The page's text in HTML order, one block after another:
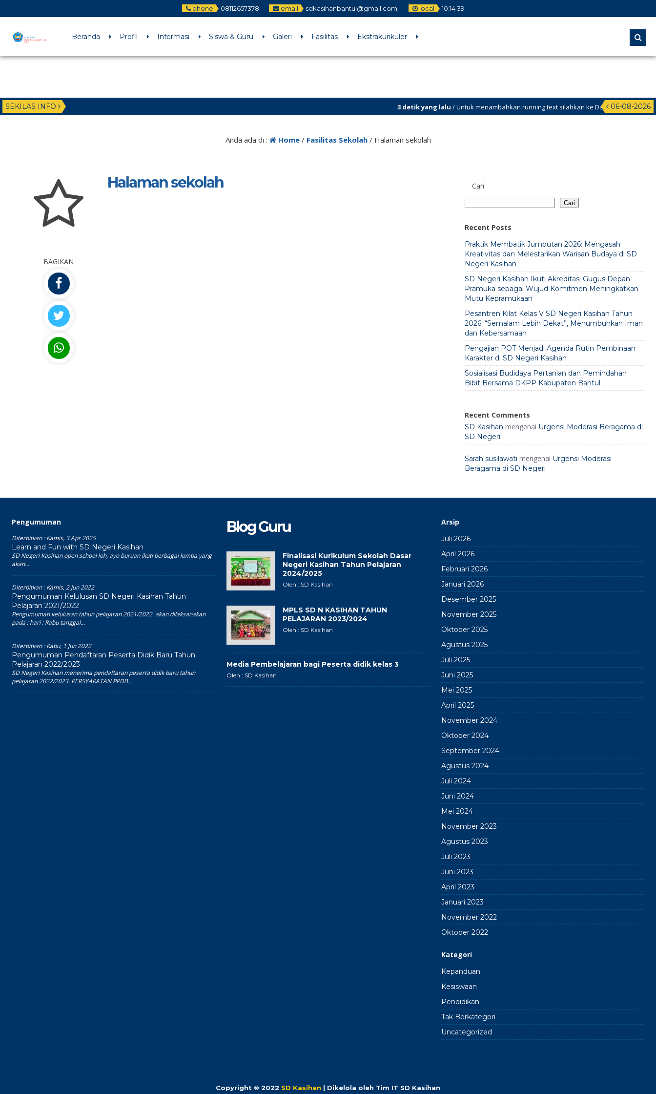
phone 08112657378 email sdkasihanbantul@gmail.com local 10:14 39
Beranda Profil Informasi Siswa & Guru Galeri Fasilitas Ekstrakurikuler
SEKILAS INFO 06-08-2026
3 detik yang lalu/ Untuk menambahkan running text silahkan ke Dashboard > Sekilas Info
Anda ada di : Home/ Fasilitas Sekolah/ Halaman sekolah
Halaman sekolah
BAGIKAN
Cari
Cari
Recent Posts
Praktik Membatik Jumputan 2026: Mengasah
Kreativitas dan Melestarikan Warisan Budaya di SD
Negeri Kasihan
SD Negeri Kasihan Ikuti Akreditasi Gugus Depan
Pramuka sebagai Wujud Komitmen Meningkatkan
Mutu Kepramukaan
Pesantren Kilat Kelas V SD Negeri Kasihan Tahun
2026: “Semalam Lebih Dekat”, Menumbuhkan Iman
dan Kebersamaan
Pengajian POT Menjadi Agenda Rutin Pembinaan
Karakter di SD Negeri Kasihan
Sosialisasi Budidaya Pertanian dan Pemindahan
Bibit Bersama DKPP Kabupaten Bantul
Recent Comments
SD Kasihan mengenai Urgensi Moderasi Beragama di
SD Negeri
Sarah susilawati mengenai Urgensi Moderasi
Beragama di SD Negeri
Pengumuman
Diterbitkan :Kamis, 3 Apr 2025
Learn and Fun with SD Negeri Kasihan
SD Negeri Kasihan open school loh, ayo buruan ikuti berbagai lomba yang
akan...
Diterbitkan :Kamis, 2 Jun 2022
Pengumuman Kelulusan SD Negeri Kasihan Tahun
Pelajaran 2021/2022
Pengumuman kelulusan tahun pelajaran 2021/2022 akan dilaksanakan
pada : hari : Rabu tanggal...
Diterbitkan :Rabu, 1 Jun 2022
Pengumuman Pendaftaran Peserta Didik Baru Tahun
Pelajaran 2022/2023
SD Negeri Kasihan menerima pendaftaran peserta didik baru tahun
pelajaran 2022/2023. PERSYARATAN PPDB...
Blog Guru
Finalisasi Kurikulum Sekolah Dasar
Negeri Kasihan Tahun Pelajaran
2024/2025
Oleh : SD Kasihan
MPLS SD N KASIHAN TAHUN
PELAJARAN 2023/2024
Oleh : SD Kasihan
Media Pembelajaran bagi Peserta didik kelas 3
Oleh : SD Kasihan
Arsip
Juli 2026
April 2026
Februari 2026
Januari 2026
Desember 2025
November 2025
Oktober 2025
Agustus 2025
Juli 2025
Juni 2025
Mei 2025
April 2025
November 2024
Oktober 2024
September 2024
Agustus 2024
Juli 2024
Juni 2024
Mei 2024
November 2023
Agustus 2023
Juli 2023
Juni 2023
April 2023
Januari 2023
November 2022
Oktober 2022
Kategori
Kepanduan
Kesiswaan
Pendidikan
Tak Berkategori
Uncategorized
Copyright © 2022 SD Kasihan | Dikelola oleh Tim IT SD Kasihan